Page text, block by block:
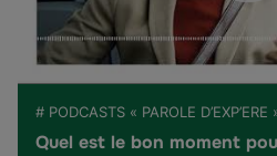
# PODCASTS « PAROLE D’EXP’ERE
Quel est le bon moment